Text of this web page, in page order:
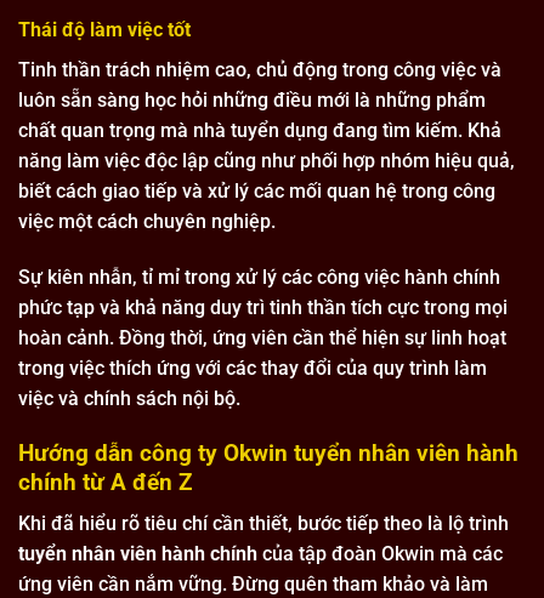
Thái độ làm việc tốt
Tinh thần trách nhiệm cao, chủ động trong công việc và
luôn sẵn sàng học hỏi những điều mới là những phẩm
chất quan trọng mà nhà tuyển dụng đang tìm kiếm. Khả
năng làm việc độc lập cũng như phối hợp nhóm hiệu quả,
biết cách giao tiếp và xử lý các mối quan hệ trong công
việc một cách chuyên nghiệp.
Sự kiên nhẫn, tỉ mỉ trong xử lý các công việc hành chính
phức tạp và khả năng duy trì tinh thần tích cực trong mọi
hoàn cảnh. Đồng thời, ứng viên cần thể hiện sự linh hoạt
trong việc thích ứng với các thay đổi của quy trình làm
việc và chính sách nội bộ.
Hướng dẫn công ty Okwin tuyển nhân viên hành
chính từ A đến Z
Khi đã hiểu rõ tiêu chí cần thiết, bước tiếp theo là lộ trình
tuyển nhân viên hành chính của tập đoàn Okwin mà các
ứng viên cần nắm vững. Đừng quên tham khảo và làm